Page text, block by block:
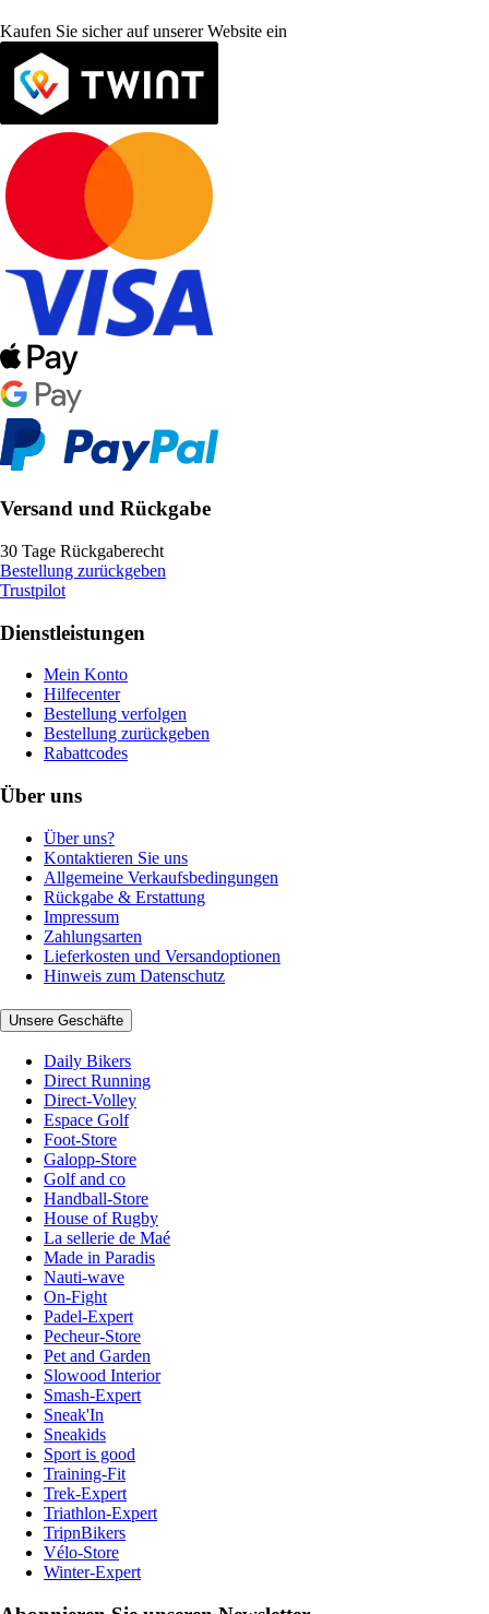
Kaufen Sie sicher auf unserer Website ein
Versand und Rückgabe
30 Tage Rückgaberecht
Bestellung zurückgeben
Trustpilot
Dienstleistungen
Mein Konto
Hilfecenter
Bestellung verfolgen
Bestellung zurückgeben
Rabattcodes
Über uns
Über uns?
Kontaktieren Sie uns
Allgemeine Verkaufsbedingungen
Rückgabe & Erstattung
Impressum
Zahlungsarten
Lieferkosten und Versandoptionen
Hinweis zum Datenschutz
Unsere Geschäfte
Daily Bikers
Direct Running
Direct-Volley
Espace Golf
Foot-Store
Galopp-Store
Golf and co
Handball-Store
House of Rugby
La sellerie de Maé
Made in Paradis
Nauti-wave
On-Fight
Padel-Expert
Pecheur-Store
Pet and Garden
Slowood Interior
Smash-Expert
Sneak'In
Sneakids
Sport is good
Training-Fit
Trek-Expert
Triathlon-Expert
TripnBikers
Vélo-Store
Winter-Expert